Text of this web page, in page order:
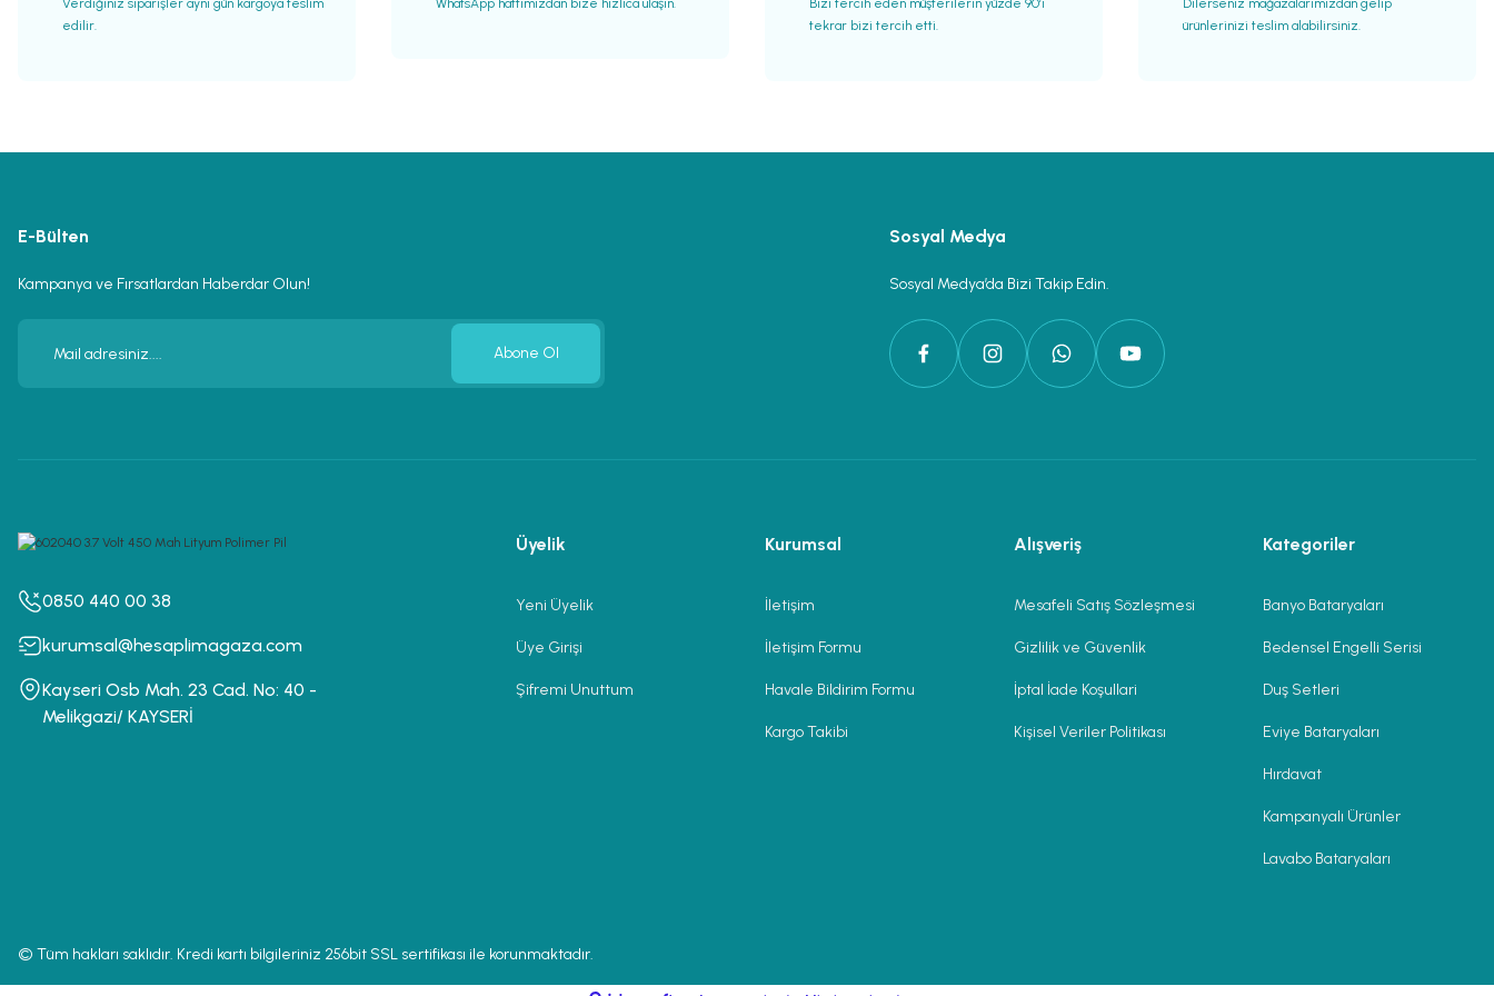
Verdiğiniz siparişler aynı gün kargoya teslim
edilir.
WhatsApp hattımızdan bize hızlıca ulaşın.
Bizi tercih eden müşterilerin yüzde 90’ı
tekrar bizi tercih etti.
Dilerseniz mağazalarımızdan gelip
ürünlerinizi teslim alabilirsiniz.
E-Bülten
Kampanya ve Fırsatlardan Haberdar Olun!
Abone Ol
Sosyal Medya
Sosyal Medya’da Bizi Takip Edin.
0850 440 00 38
kurumsal@hesaplimagaza.com
Kayseri Osb Mah. 23 Cad. No: 40 -
Melikgazi/ KAYSERİ
Üyelik
Yeni Üyelik
Üye Girişi
Şifremi Unuttum
Kurumsal
İletişim
İletişim Formu
Havale Bildirim Formu
Kargo Takibi
Alışveriş
Mesafeli Satış Sözleşmesi
Gizlilik ve Güvenlik
İptal İade Koşullari
Kişisel Veriler Politikası
Kategoriler
Banyo Bataryaları
Bedensel Engelli Serisi
Duş Setleri
Eviye Bataryaları
Hırdavat
Kampanyalı Ürünler
Lavabo Bataryaları
© Tüm hakları saklıdır. Kredi kartı bilgileriniz 256bit SSL sertifikası ile korunmaktadır.